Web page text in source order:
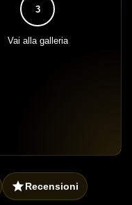
3
Vai alla galleria
Recensioni